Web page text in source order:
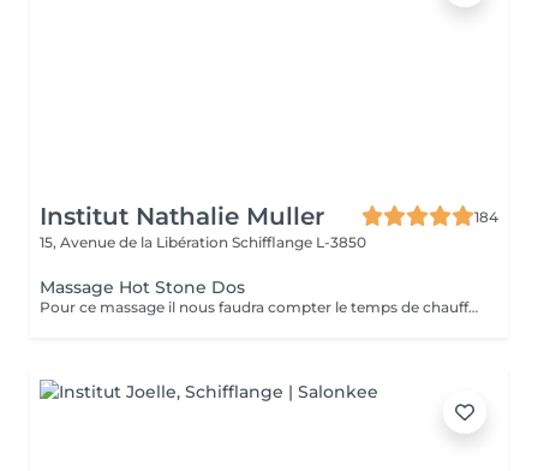
Institut Nathalie Muller
184
15, Avenue de la Libération Schifflange L-3850
Massage Hot Stone Dos
Pour ce massage il nous faudra compter le temps de chauffe des pierres Pour les soins le matin merci de prendre rendez vous à partir de 9h30